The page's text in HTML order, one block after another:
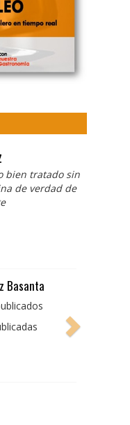
bien tratado sin
de verdad de
Collado
tratado